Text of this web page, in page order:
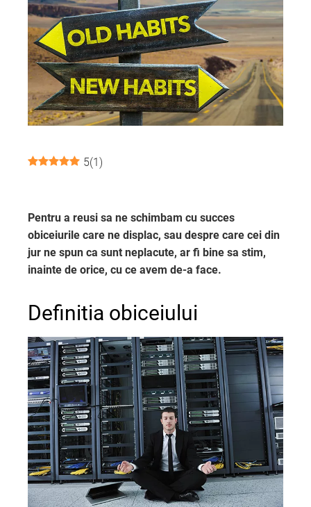
5(1 )
Pentru a reusi sa ne schimbam cu succes
obiceiurile care ne displac, sau despre care cei din
jur ne spun ca sunt neplacute, ar fi bine sa stim,
inainte de orice, cu ce avem de-a face.
Definitia obiceiului